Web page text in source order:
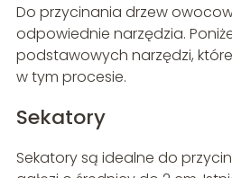
Do przycinania drzew
odpowiednie narzędzia.
podstawowych narzędzi,
w tym procesie.
Sekatory
Sekatory są idealne do